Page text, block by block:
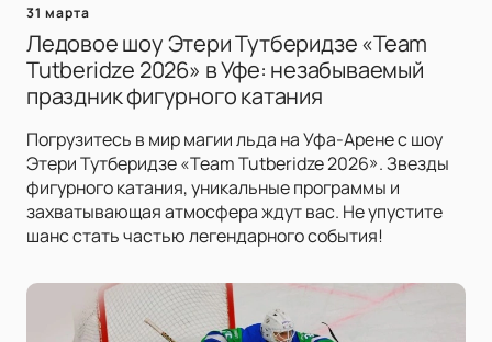
31 марта
Ледовое шоу Этери Тутберидзе «Team
Tutberidze 2026» в Уфе: незабываемый
праздник фигурного катания
Погрузитесь в мир магии льда на Уфа-Арене с шоу
Этери Тутберидзе «Team Tutberidze 2026». Звезды
фигурного катания, уникальные программы и
захватывающая атмосфера ждут вас. Не упустите
шанс стать частью легендарного события!